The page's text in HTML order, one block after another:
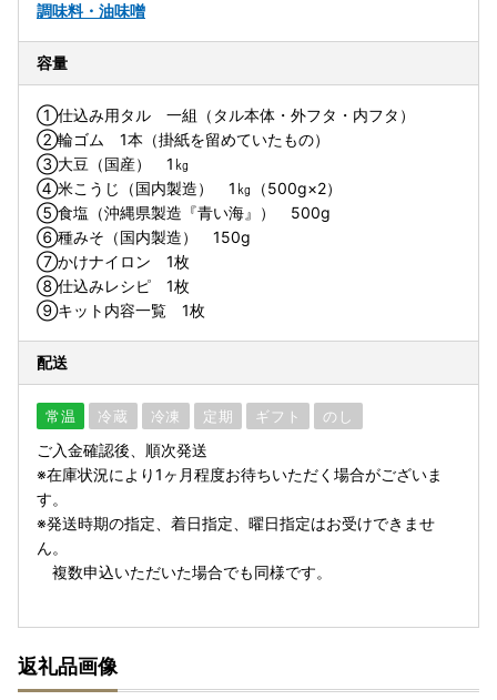
調味料・油味噌
容量
①仕込み用タル 一組（タル本体・外フタ・内フタ）
②輪ゴム 1本（掛紙を留めていたもの）
③大豆（国産） 1㎏
④米こうじ（国内製造） 1㎏（500g×2）
⑤食塩（沖縄県製造『青い海』） 500g
⑥種みそ（国内製造） 150g
⑦かけナイロン 1枚
⑧仕込みレシピ 1枚
⑨キット内容一覧 1枚
配送
常温 冷蔵 冷凍 定期 ギフト のし
ご入金確認後、順次発送
※在庫状況により1ヶ月程度お待ちいただく場合がございま
す。
※発送時期の指定、着日指定、曜日指定はお受けできませ
ん。
複数申込いただいた場合でも同様です。
返礼品画像